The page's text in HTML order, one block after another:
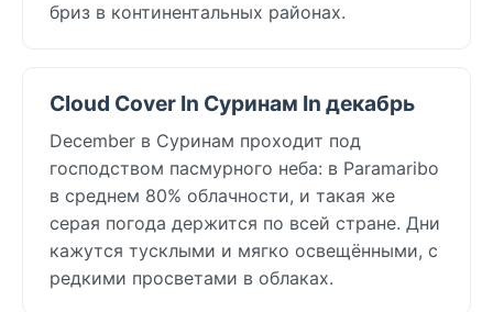
бриз в континентальных районах.
Cloud Cover In Суринам In декабрь
December в Суринам проходит под
господством пасмурного неба: в Paramaribo
в среднем 80% облачности, и такая же
серая погода держится по всей стране. Дни
кажутся тусклыми и мягко освещёнными, с
редкими просветами в облаках.